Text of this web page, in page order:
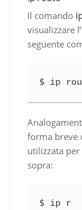
Il comando
visualizzare
seguente
$ ip
forma breve
utilizzata
sopra:
$ ip r